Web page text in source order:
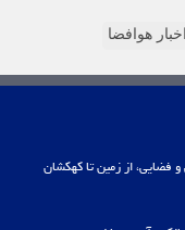
اخبار هوافضا